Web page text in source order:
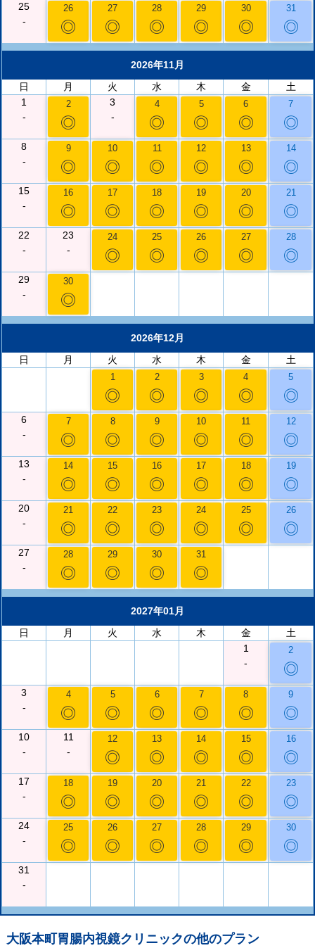
25
-
26
◎
27
◎
28
◎
29
◎
30
◎
31
◎
2026年11月
日
月 火 水 木 金
土
1
-
2
◎
3
-
4
◎
5
◎
6
◎
7
◎
8
-
9
◎
10
◎
11
◎
12
◎
13
◎
14
◎
15
-
16
◎
17
◎
18
◎
19
◎
20
◎
21
◎
22
-
23
-
24
◎
25
◎
26
◎
27
◎
28
◎
29
-
30
◎
2026年12月
日
月 火 水 木 金 土
1
◎
2
◎
3
◎
4
◎
5
◎
6
-
7
◎
8
◎
9
◎
10
◎
11
◎
12
◎
13
-
14
◎
15
◎
16
◎
17
◎
18
◎
19
◎
20
-
21
◎
22
◎
23
◎
24
◎
25
◎
26
◎
27
-
28
◎
29
◎
30
◎
31
◎
2027年01月
日
月 火 水 木 金
土
1
-
2
◎
3
-
4
◎
5
◎
6
◎
7
◎
8
◎
9
◎
10
-
11
-
12
◎
13
◎
14
◎
15
◎
16
◎
17
-
18
◎
19
◎
20
◎
21
◎
22
◎
23
◎
24
-
25
◎
26
◎
27
◎
28
◎
29
◎
30
◎
31
-
大阪本町胃腸内視鏡クリニックの他のプラン